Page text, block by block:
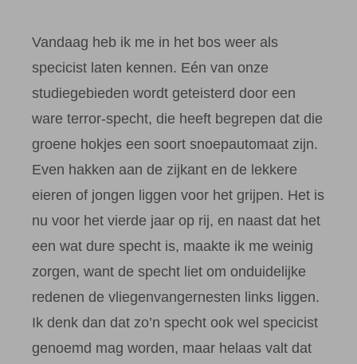
Vandaag heb ik me in het bos weer als
specicist laten kennen. Eén van onze
studiegebieden wordt geteisterd door een
ware terror-specht, die heeft begrepen dat die
groene hokjes een soort snoepautomaat zijn.
Even hakken aan de zijkant en de lekkere
eieren of jongen liggen voor het grijpen. Het is
nu voor het vierde jaar op rij, en naast dat het
een wat dure specht is, maakte ik me weinig
zorgen, want de specht liet om onduidelijke
redenen de vliegenvangernesten links liggen.
Ik denk dan dat zo’n specht ook wel specicist
genoemd mag worden, maar helaas valt dat